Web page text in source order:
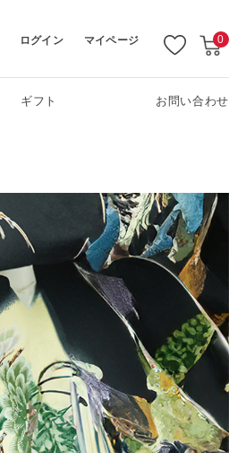
ログイン マイページ 0
ギフト お問い合わせ